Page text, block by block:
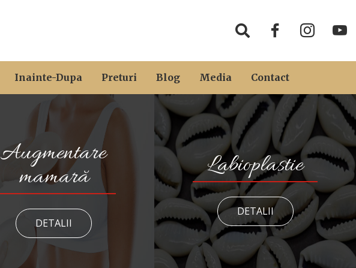
Inainte-Dupa Preturi Blog Media Contact
Augmentare
mamară
DETALII
Labioplastie
DETALII